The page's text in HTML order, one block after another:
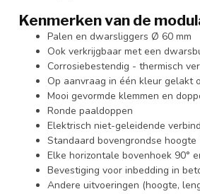
Kenmerken van de
Palen en dwarsliggers Ø 60 mm
Ook verkrijgbaar met een
Corrosiebestendig - thermisch
Op aanvraag in één kleur gelakt
Mooi gevormde klemmen en
Ronde paaldoppen
Elektrisch niet-geleidende
Standaard bovengrondse
Elke horizontale bovenhoek 90°
Bevestiging voor inbedding in
Andere uitvoeringen (hoogte,